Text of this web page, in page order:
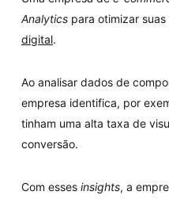
Analyticspara otimizar suas
digital.
Ao analisar dados de
empresa identifica, por
tinham uma alta taxa de
conversão.
Com essesinsights, a